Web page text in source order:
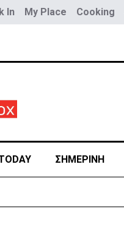
In My Place Cooking
ΣΗΜΕΡΙΝΗ